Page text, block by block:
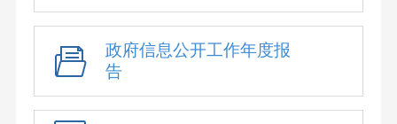
政府信息公开工作年度报
告